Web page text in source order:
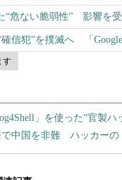
“危ない脆弱性” 影響を
確信犯”を撲滅へ 「
す
」を使った“官製ハ
で中国を非難 ハッカー